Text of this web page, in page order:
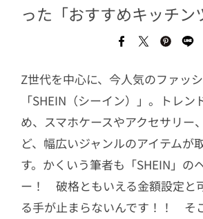
った「おすすめキッチン
Z世代を中心に、今人気のファッ
「SHEIN（シーイン）」。トレン
め、スマホケースやアクセサリー
ど、幅広いジャンルのアイテムが
す。かくいう筆者も「SHEIN」の
ー！ 破格ともいえる金額設定と
る手が止まらないんです！！ そ